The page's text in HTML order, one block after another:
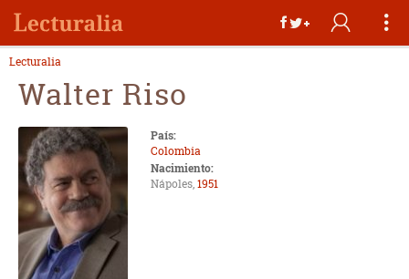
Lecturalia
Walter Riso
País:
Colombia
Nacimiento:
Nápoles,1951